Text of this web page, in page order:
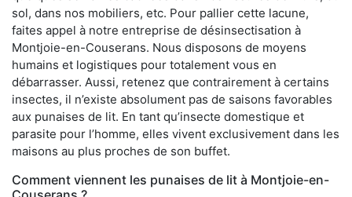
sol, dans nos mobiliers, etc. Pour pallier cette lacune,
faites appel à notre entreprise de désinsectisation à
Montjoie-en-Couserans. Nous disposons de moyens
humains et logistiques pour totalement vous en
débarrasser. Aussi, retenez que contrairement à certains
insectes, il n’existe absolument pas de saisons favorables
aux punaises de lit. En tant qu’insecte domestique et
parasite pour l’homme, elles vivent exclusivement dans les
maisons au plus proches de son buffet.
Comment viennent les punaises de lit à Montjoie-en-